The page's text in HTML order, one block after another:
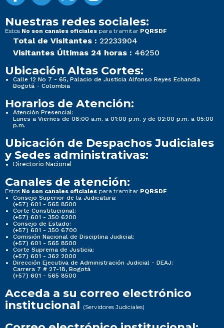
Nuestras redes sociales:
Estos No son canales oficiales para tramitar PQRSDF
Total de Visitantes : 22233904
Visitantes Últimas 24 horas : 46250
Ubicación Altas Cortes:
Calle 12 No 7 - 65, Palacio de Justicia Alfonso Reyes Echandía
Bogotá - Colombia
Horarios de Atención:
Atención Presencial:
Lunes a Viernes de 08:00 a.m. a 01:00 p.m. y de 02:00 p.m. a 05:00
p.m.
Ubicación de Despachos Judiciales
y Sedes administrativas:
Directorio Nacional
Canales de atención:
Estos No son canales oficiales para tramitar PQRSDF
Consejo Superior de la Judicatura:
(+57) 601 - 565 8500
Corte Constitucional:
(+57) 601 - 350 6200
Consejo de Estado:
(+57) 601 - 350 6700
Comisión Nacional de Disciplina Judicial:
(+57) 601 - 565 8500
Corte Suprema de Justicia:
(+57) 601 - 362 2000
Dirección Ejecutiva de Administración Judicial - DEAJ:
Carrera 7 # 27-18, Bogotá
(+57) 601 - 565 8500
Acceda a su correo electrónico
institucional (Servidores Judiciales)